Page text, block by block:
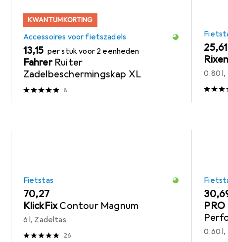
KWANTUMKORTING
Accessoires voor fietszadels
EUR
13,15 per stuk voor 2 eenheden
Fahrer Ruiter
Zadelbeschermingskap XL
8
EUR
25,61
0.80 l,
Fietstas
EUR
70,27
KlickFixContour Magnum
6 l, Zadeltas
26
EUR
PRO
0.60 l,